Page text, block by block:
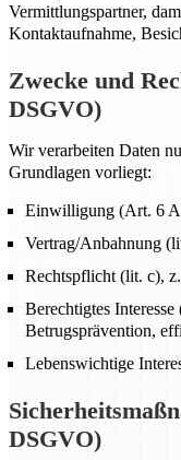
Vermittlungspartner,
Kontaktaufnahme,
Zwecke und
DSGVO)
Wir verarbeiten Daten
Grundlagen vorliegt:
Einwilligung (Art. 6
Vertrag/Anbahnung
Rechtspflicht (lit. c),
Berechtigtes
Betrugsprävention,
Lebenswichtige
DSGVO)